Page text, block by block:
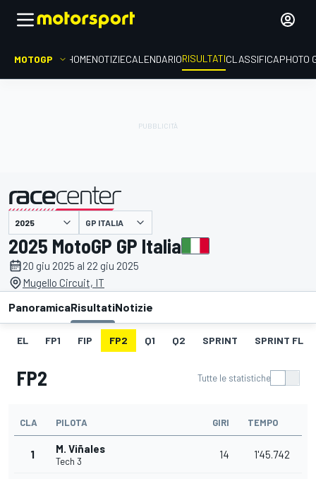
MOTOGP HOMENOTIZIECALENDARIORISULTATICLASSIFICAPHOTO
presentato da GP ITALIA
2025 MotoGP GP Italia
20 giu 2025 al 22 giu 2025
Mugello Circuit, IT
PanoramicaRisultatiNotizie
EL FP1 FIP FP2 Q1 Q2 SPRINT SPRINT FL
FP2 Tutte le statistiche
CLA PILOTA GIRI TEMPO
1 M. Viñales
Tech 3
14 1'45.742